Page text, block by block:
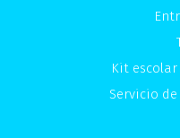
Kit
Servicio